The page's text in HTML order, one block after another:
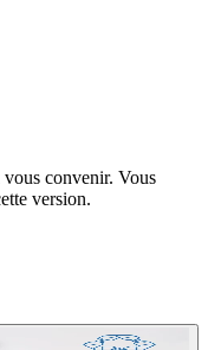
convenir. Vous
version.